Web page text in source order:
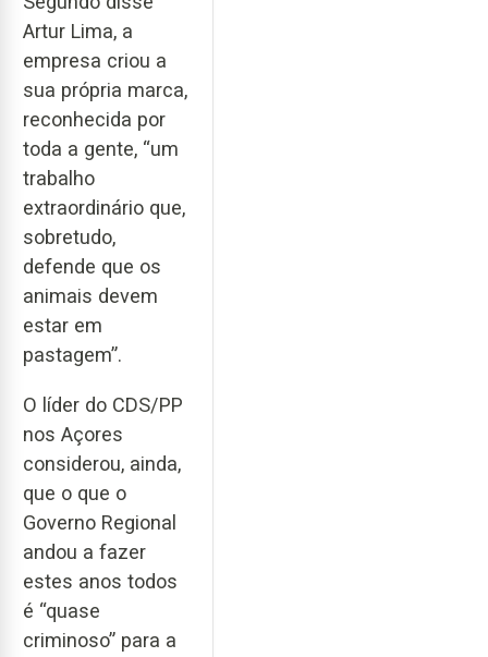
Artur Lima, a
empresa criou a
sua própria marca,
reconhecida por
toda a gente, “um
trabalho
extraordinário que,
sobretudo,
defende que os
animais devem
estar em
pastagem”.
O líder do CDS/PP
nos Açores
considerou, ainda,
que o que o
Governo Regional
andou a fazer
estes anos todos
é “quase
criminoso” para a